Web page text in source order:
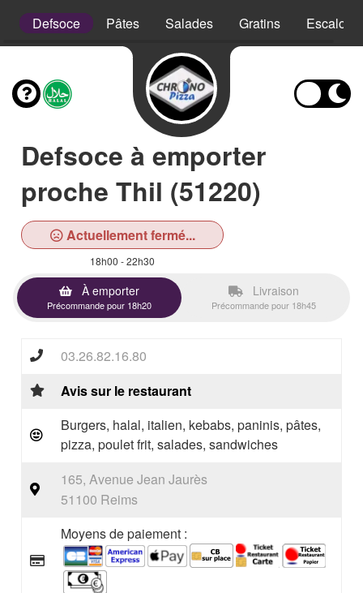
Defsoce Pâtes Salades Gratins
Defsoce à emporter
proche Thil (51220)
Actuellement fermé...
18h00 - 22h30
À emporter
Précommande pour 18h20
Livraison
Précommande pour 18h45
03.26.82.16.80
Avis sur le restaurant
Burgers, halal, italien, kebabs, paninis, pâtes,
pizza, poulet frit, salades, sandwiches
165, Avenue Jean Jaurès
51100 Reims
Moyens de paiement :